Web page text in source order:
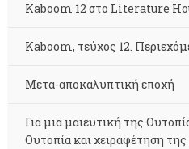
Kaboom 12 στο Literature
Kaboom, τεύχος 12.
Μετα-αποκαλυπτική εποχή
Για μια μαιευτική της
Ουτοπία και χειραφέτηση